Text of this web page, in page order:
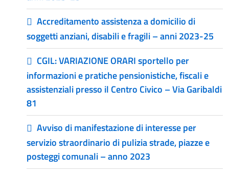
Accreditamento assistenza a domicilio di
soggetti anziani, disabili e fragili – anni 2023-25
CGIL: VARIAZIONE ORARI sportello per
informazioni e pratiche pensionistiche, fiscali e
assistenziali presso il Centro Civico – Via Garibaldi
81
Avviso di manifestazione di interesse per
servizio straordinario di pulizia strade, piazze e
posteggi comunali – anno 2023